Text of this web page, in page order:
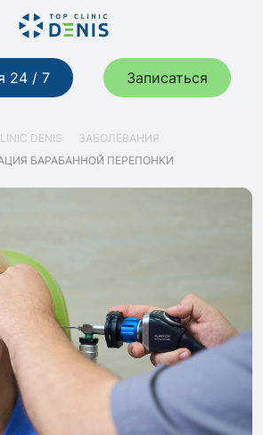
24 / 7 Записаться
DENIS
ЗАБОЛЕВАНИЯ
БАРАБАННОЙ ПЕРЕПОНКИ